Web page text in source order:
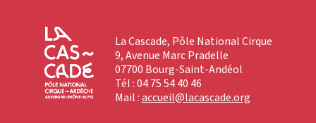
La Cascade, Pôle National Cirque
9, Avenue Marc Pradelle
07700 Bourg-Saint-Andéol
Tél : 04 75 54 40 46
Mail :accueil@lacascade.org